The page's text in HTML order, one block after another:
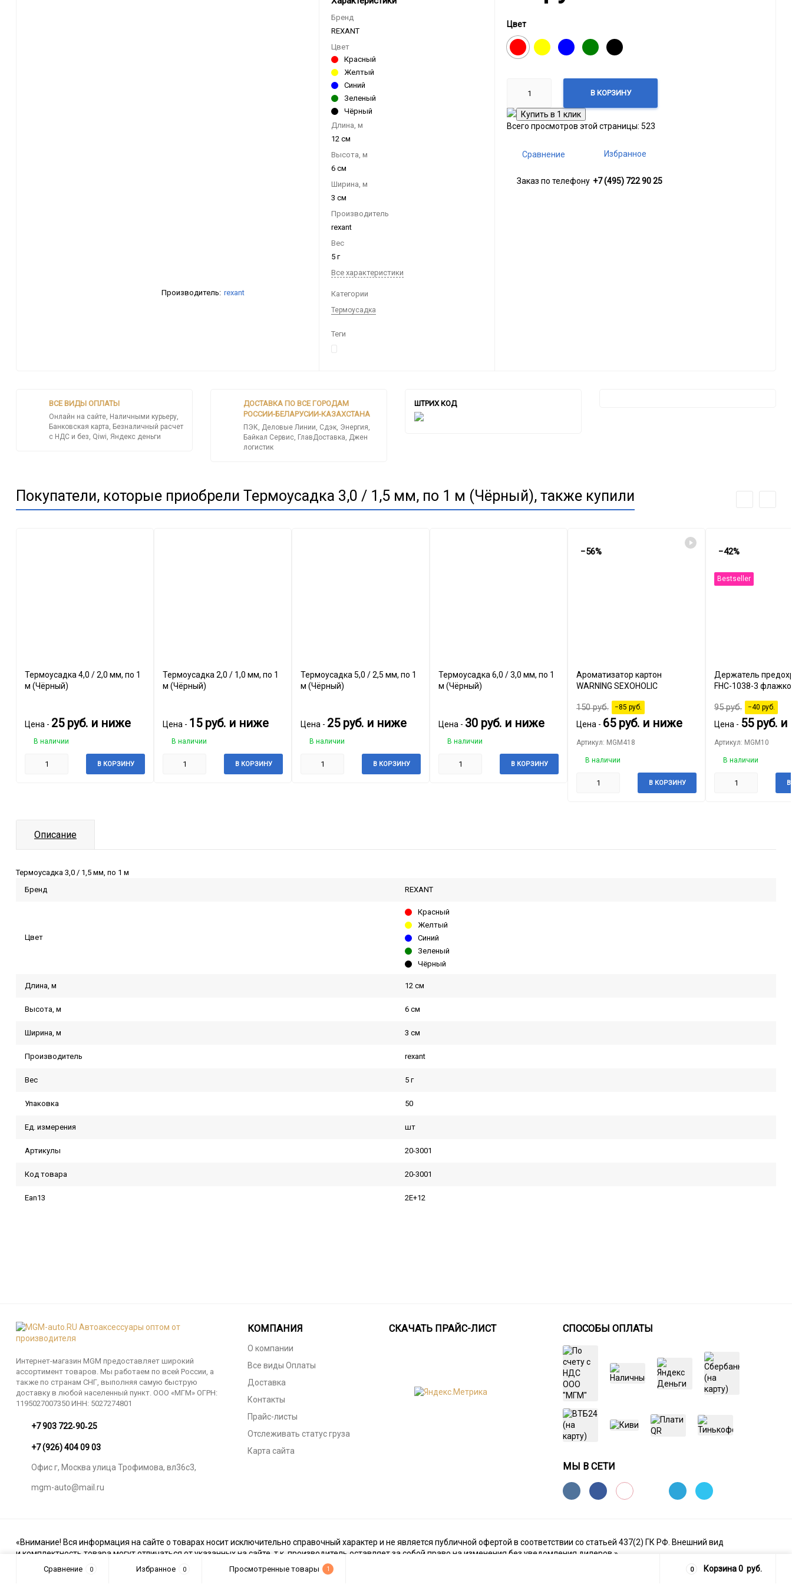
Производитель: rexant
Бренд
REXANT
Цвет
Красный
Желтый
Синий
Зеленый
Чёрный
Длина, м
12 см
Высота, м
6 см
Ширина, м
3 см
Производитель
rexant
Вес
5 г
Все характеристики
Категории
Термоусадка
Теги
Цвет
КрасныйЖелтыйСиний ЗеленыйЧёрный
В КОРЗИНУ
Всего просмотров этой страницы: 523
Сравнение Избранное
Заказ по телефону +7 (495) 722 90 25
ВСЕ ВИДЫ ОПЛАТЫ
Онлайн на сайте, Наличными курьеру,
Банковская карта, Безналичный расчет
с НДС и без, Qiwi, Яндекс деньги
ДОСТАВКА ПО ВСЕ ГОРОДАМ
РОССИИ-БЕЛАРУСИИ-КАЗАХСТАНА
ПЭК, Деловые Линии, Сдэк, Энергия,
Байкал Сервис, ГлавДоставка, Джен
логистик
ШТРИХ КОД
Покупатели, которые приобрели Термоусадка 3,0 / 1,5 мм, по 1 м (Чёрный), также купили
Термоусадка 4,0 / 2,0 мм, по 1
м (Чёрный)
Цена - 25 руб. и ниже
В наличии
В КОРЗИНУ
Термоусадка 2,0 / 1,0 мм, по 1
м (Чёрный)
Цена - 15 руб. и ниже
В наличии
В КОРЗИНУ
Термоусадка 5,0 / 2,5 мм, по 1
м (Чёрный)
Цена - 25 руб. и ниже
В наличии
В КОРЗИНУ
Термоусадка 6,0 / 3,0 мм, по 1
м (Чёрный)
Цена - 30 руб. и ниже
В наличии
В КОРЗИНУ
−56%
Ароматизатор картон
WARNING SEXOHOLIC
150руб. −85 руб.
Цена - 65 руб. и ниже
Артикул: MGM418
В наличии
В КОРЗИНУ
−42%
Bestseller
Держатель
FHC-1038-3
95руб. −40 руб.
Цена - 55 руб. и
Артикул: MGM10
В наличии
Описание
Термоусадка 3,0 / 1,5 мм, по 1 м
Бренд
REXANT
Цвет
Красный
Желтый
Синий
Зеленый
Чёрный
Длина, м 12 см
Высота, м 6 см
Ширина, м 3 см
Производитель rexant
Вес 5 г
Упаковка 50
Ед. измерения шт
Артикулы 20-3001
Код товара 20-3001
Ean13 2E+12
Интернет-магазин MGM предоставляет широкий
ассортимент товаров. Мы работаем по всей России, а
также по странам СНГ, выполняя самую быструю
доставку в любой населенный пункт. ООО «МГМ» ОГРН:
1195027007350 ИНН: 5027274801
‪+7 903 722‑90‑25
+7 (926) 404 09 03
Офис г, Москва улица Трофимова, вл36с3,
mgm-auto@mail.ru
КОМПАНИЯ
О компании
Все виды Оплаты
Доставка
Контакты
Прайс-листы
Отслеживать статус груза
Карта сайта
СКАЧАТЬ ПРАЙС-ЛИСТ СПОСОБЫ ОПЛАТЫ
МЫ В СЕТИ
«Внимание! Вся информация на сайте о товарах носит исключительно справочный характер и не является публичной офертой в соответствии со статьей 437(2) ГК РФ. Внешний вид
и комплектность товара могут отличаться от указанных на сайте, т.к. производитель оставляет за собой право на изменения без уведомления дилеров.»
Сравнение 0 Избранное 0 Просмотренные товары 1 0 Корзина0 руб.